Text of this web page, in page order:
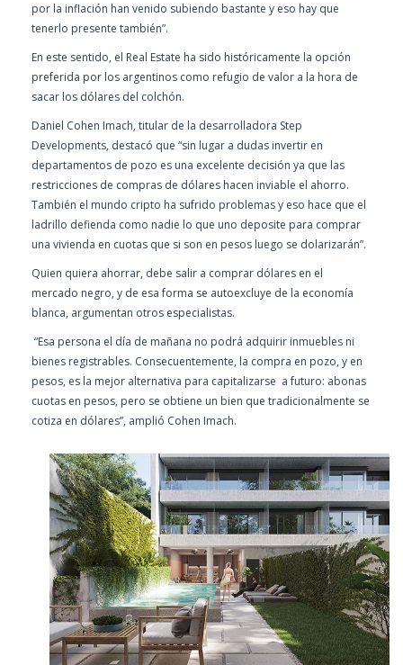
por la inflación han venido subiendo bastante y eso hay que
tenerlo presente también”.
En este sentido, el Real Estate ha sido históricamente la opción
preferida por los argentinos como refugio de valor a la hora de
sacar los dólares del colchón.
Daniel Cohen Imach, titular de la desarrolladora Step
Developments, destacó que “sin lugar a dudas invertir en
departamentos de pozo es una excelente decisión ya que las
restricciones de compras de dólares hacen inviable el ahorro.
También el mundo cripto ha sufrido problemas y eso hace que el
ladrillo defienda como nadie lo que uno deposite para comprar
una vivienda en cuotas que si son en pesos luego se dolarizarán”.
Quien quiera ahorrar, debe salir a comprar dólares en el
mercado negro, y de esa forma se autoexcluye de la economía
blanca, argumentan otros especialistas.
“Esa persona el día de mañana no podrá adquirir inmuebles ni
bienes registrables. Consecuentemente, la compra en pozo, y en
pesos, es la mejor alternativa para capitalizarse a futuro: abonas
cuotas en pesos, pero se obtiene un bien que tradicionalmente se
cotiza en dólares”, amplió Cohen Imach.